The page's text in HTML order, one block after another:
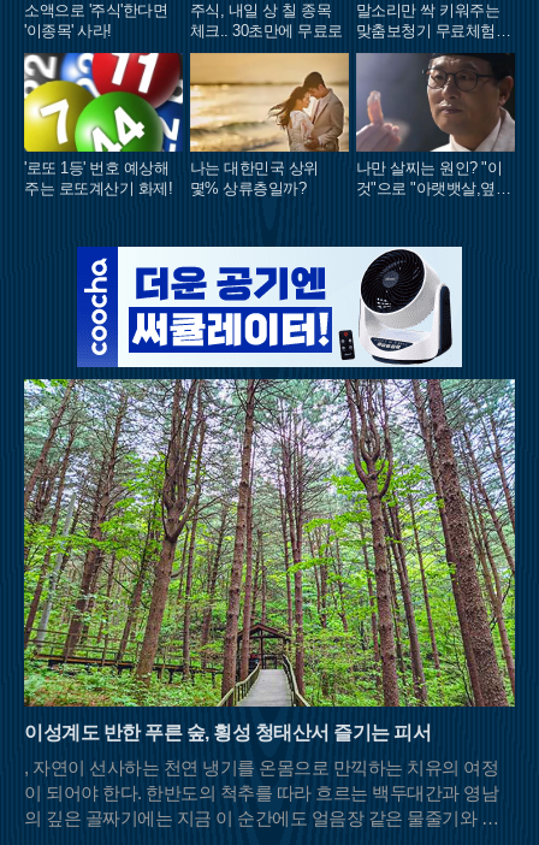
소액으로 '주식'한다면
'이종목' 사라!
주식, 내일 상 칠 종목
체크.. 30초만에 무료로
말소리만 싹 키워주는
맞춤보청기 무료체험 지
원자모집
'로또 1등' 번호 예상해
주는 로또계산기 화제!
나는 대한민국 상위
몇% 상류층일까?
나만 살찌는 원인? "이
것"으로 "아랫뱃살,옆구
이성계도 반한 푸른 숲, 횡성 청태산서 즐기는 피서
, 자연이 선사하는 천연 냉기를 온몸으로 만끽하는 치유의 여정
이 되어야 한다. 한반도의 척추를 따라 흐르는 백두대간과 영남
의 깊은 골짜기에는 지금 이 순간에도 얼음장 같은 물줄기와 울